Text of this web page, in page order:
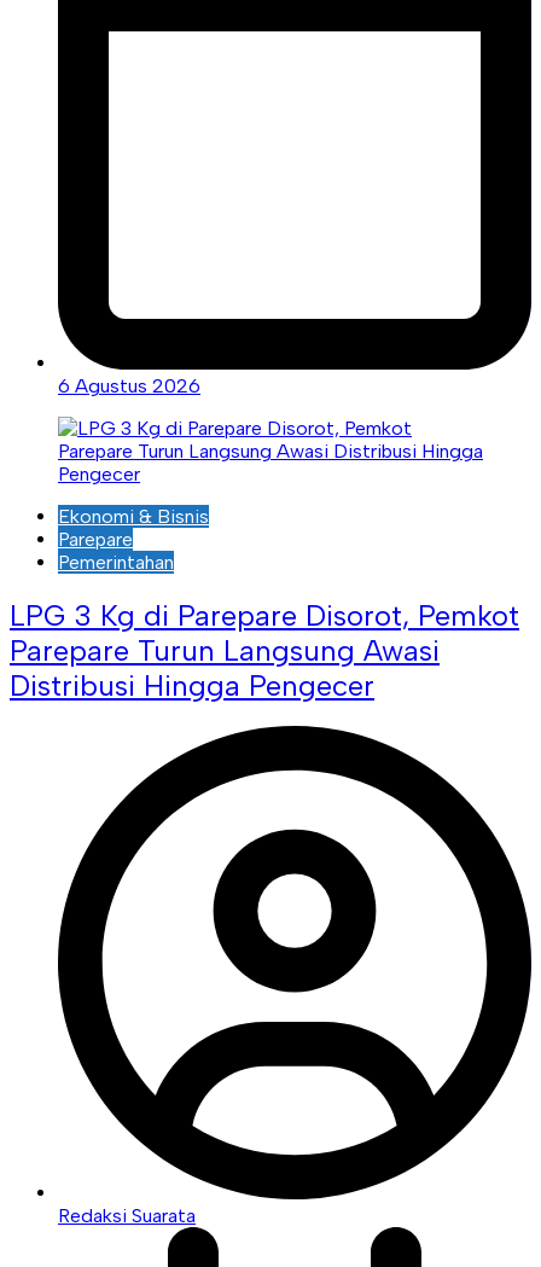
6 Agustus 2026
Ekonomi & Bisnis
Parepare
Pemerintahan
LPG 3 Kg di Parepare Disorot, Pemkot
Parepare Turun Langsung Awasi
Distribusi Hingga Pengecer
Redaksi Suarata